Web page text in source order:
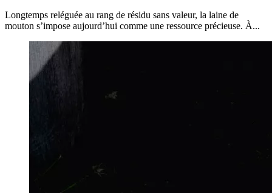
Longtemps reléguée au rang de résidu sans valeur, la laine de
mouton s’impose aujourd’hui comme une ressource précieuse. À...